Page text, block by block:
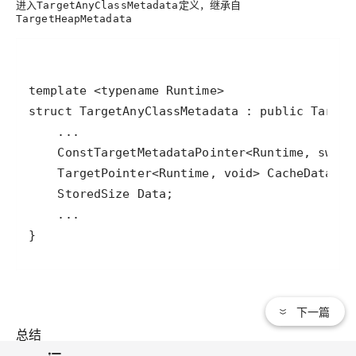
进入TargetAnyClassMetadata 定义，继承自
TargetHeapMetadata
template <typename Runtime>
}
总结
下一篇